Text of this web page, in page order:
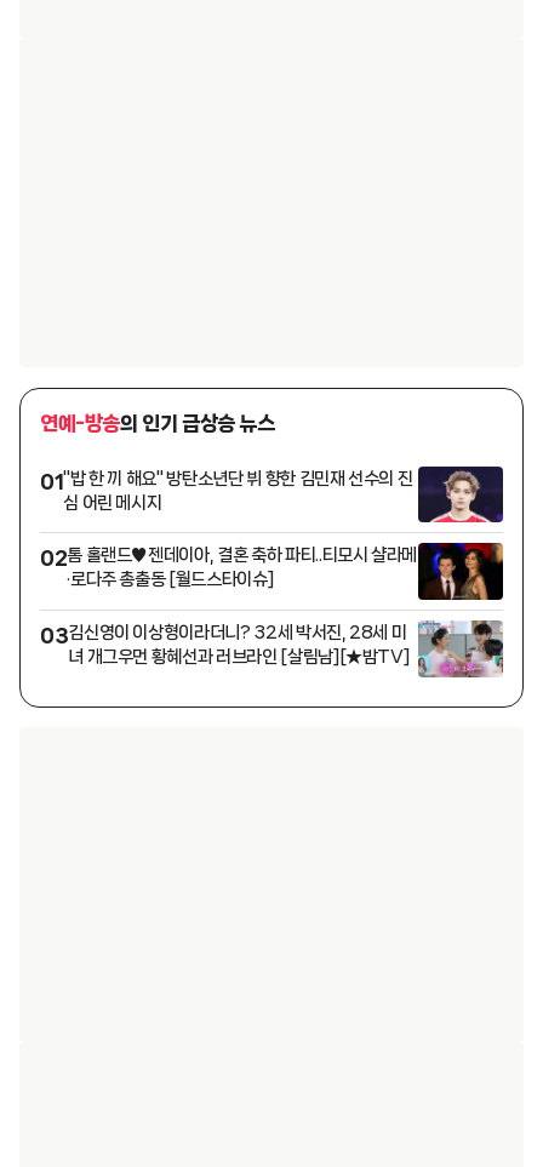
연예-방송의 인기 급상승 뉴스
01"밥 한 끼 해요" 방탄소년단 뷔 향한 김민재 선수의 진
심 어린 메시지
02톰 홀랜드♥젠데이아, 결혼 축하 파티..티모시 샬라메
·로다주 총출동 [월드스타이슈]
03김신영이 이상형이라더니? 32세 박서진, 28세 미
녀 개그우먼 황혜선과 러브라인 [살림남][★밤TV]